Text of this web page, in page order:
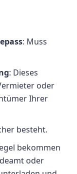
: Muss
: Dieses
oder
Ihrer
besteht.
bekommen
oder